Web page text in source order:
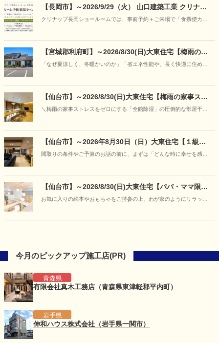
【長岡市】～2026/9/29（火） 山口建築工業 クリナッ
プ長岡ショールーム予約来場キャンペーン
クリナップ長岡ショールームでは、事前予約＋ご来場で「食撰便カタ
【宮城郡利府町】～2026/8/30(日)大東住宅【梅雨の特
別企画】30年先も強さと快適さが続く理由を「見て、
「なぜ夏涼しく、冬暖かいのか」「省エネ性能や、長く快適に住める
模型をとおして、分かりやすくご案内いたします。
【仙台市】～2026/8/30(日)大東住宅【梅雨の家事スト
レスをゼロに】「朝にはカラッと、ニオイもな
＼梅雨の家事ストレスをゼロにする「全館除湿」の圧倒的な部屋干し
【仙台市】～2026年8月30日（日）大東住宅【１級建
築士と紡ぐ家づくり】「あなただけの『美しい日常』
間取りの条件やご予算のお話の前に、まずは「どんな時に幸せを感じ
【仙台市】～2026/8/30(日)大東住宅【パパ・ママ限
定】キッズデザイン賞受賞の住まいを貸し切り体験
お気に入りの絵本やおもちゃをご持参の上、わが家のようにリラック
今月のピックアップ施工店(PR)
青森県
有限会社真木工務店（青森県東津軽郡平内町）
岩手県
伸和ハウス株式会社（岩手県一関市）